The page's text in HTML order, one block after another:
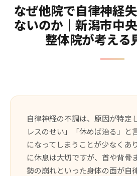
なぜ他院で自律神経
ないのか｜新潟市中
整体院が考える
自律神経の不調は、原因が特定
レスのせい」「休めば治る」と
になってしまうことが少なくあ
に休息は大切ですが、首や背骨
勢の崩れといった身体の面が自